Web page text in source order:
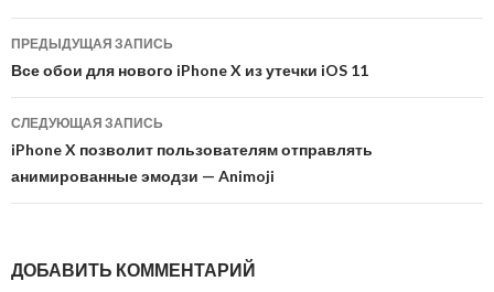
Навигация по записям
ПРЕДЫДУЩАЯ ЗАПИСЬ
Все обои для нового iPhone X из утечки iOS 11
СЛЕДУЮЩАЯ ЗАПИСЬ
iPhone X позволит пользователям отправлять
анимированные эмодзи — Animoji
ДОБАВИТЬ КОММЕНТАРИЙ